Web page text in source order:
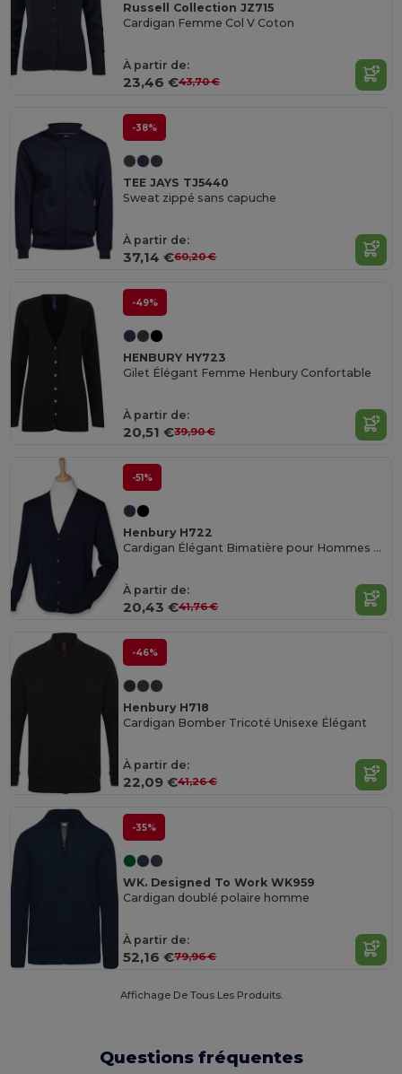
Russell Collection JZ715
Cardigan Femme Col V Coton
À partir de:
23,46 €43,70 €
-38%
TEE JAYS TJ5440
Sweat zippé sans capuche
À partir de:
37,14 €60,20 €
-49%
HENBURY HY723
Gilet Élégant Femme Henbury Confortable
À partir de:
20,51 €39,90 €
-51%
Henbury H722
Cardigan Élégant Bimatière pour Hommes Henbury
À partir de:
20,43 €41,76 €
-46%
Henbury H718
Cardigan Bomber Tricoté Unisexe Élégant
À partir de:
22,09 €41,26 €
-35%
WK. Designed To Work WK959
Cardigan doublé polaire homme
À partir de:
52,16 €79,96 €
Affichage De Tous Les Produits.
Questions fréquentes